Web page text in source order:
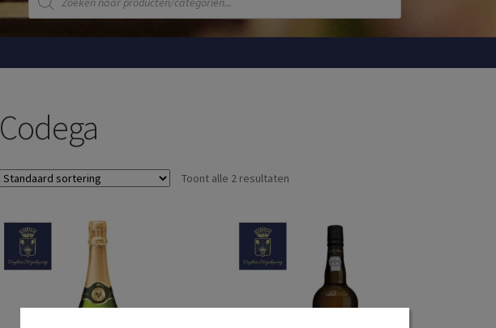
zoeken
Codega
Toont alle 2 resultaten